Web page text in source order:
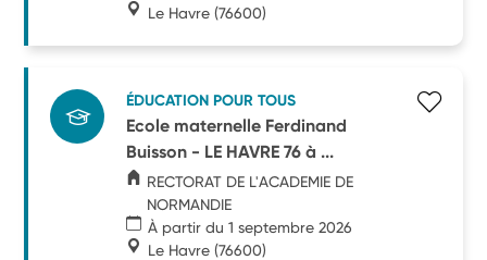
Le Havre (76600)
ÉDUCATION POUR TOUS
Ecole maternelle Ferdinand
Buisson - LE HAVRE 76 à ...
RECTORAT DE L'ACADEMIE DE
NORMANDIE
À partir du 1 septembre 2026
Le Havre (76600)